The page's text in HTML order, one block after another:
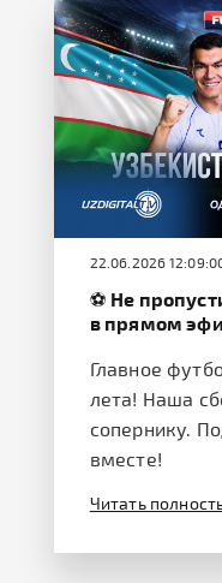
22.06.2026
⚽️ Не
в прямом
Главное
лета! Наша
сопернику.
вместе!
Читать